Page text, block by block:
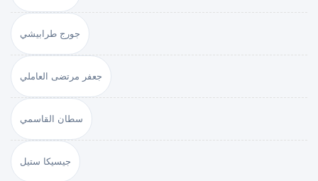
جورج طرابيشي
جعفر مرتضى العاملي
سطان القاسمي
جيسيكا ستيل